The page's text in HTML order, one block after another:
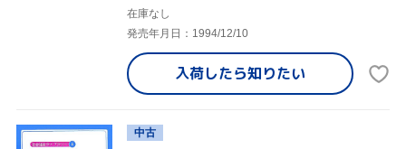
在庫なし
発売年月日：1994/12/10
入荷したら知りたい
中古